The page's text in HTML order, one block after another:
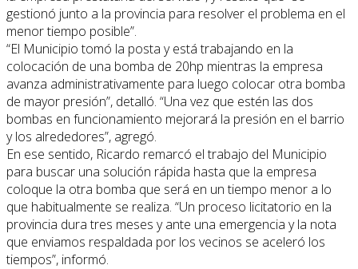
gestionó junto a la provincia para resolver el problema en el
menor tiempo posible”.
“El Municipio tomó la posta y está trabajando en la
colocación de una bomba de 20hp mientras la empresa
avanza administrativamente para luego colocar otra bomba
de mayor presión”, detalló. “Una vez que estén las dos
bombas en funcionamiento mejorará la presión en el barrio
y los alrededores”, agregó.
En ese sentido, Ricardo remarcó el trabajo del Municipio
para buscar una solución rápida hasta que la empresa
coloque la otra bomba que será en un tiempo menor a lo
que habitualmente se realiza. “Un proceso licitatorio en la
provincia dura tres meses y ante una emergencia y la nota
que enviamos respaldada por los vecinos se aceleró los
tiempos”, informó.